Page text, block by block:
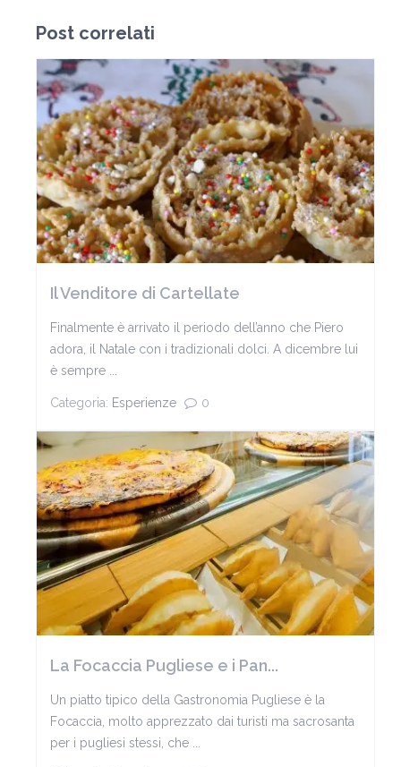
Post correlati
Il Venditore di Cartellate
Finalmente è arrivato il periodo dell’anno che Piero
adora, il Natale con i tradizionali dolci. A dicembre lui
è sempre ...
Categoria: Esperienze 0
La Focaccia Pugliese e i Pan...
Un piatto tipico della Gastronomia Pugliese è la
Focaccia, molto apprezzato dai turisti ma sacrosanta
per i pugliesi stessi, che ...